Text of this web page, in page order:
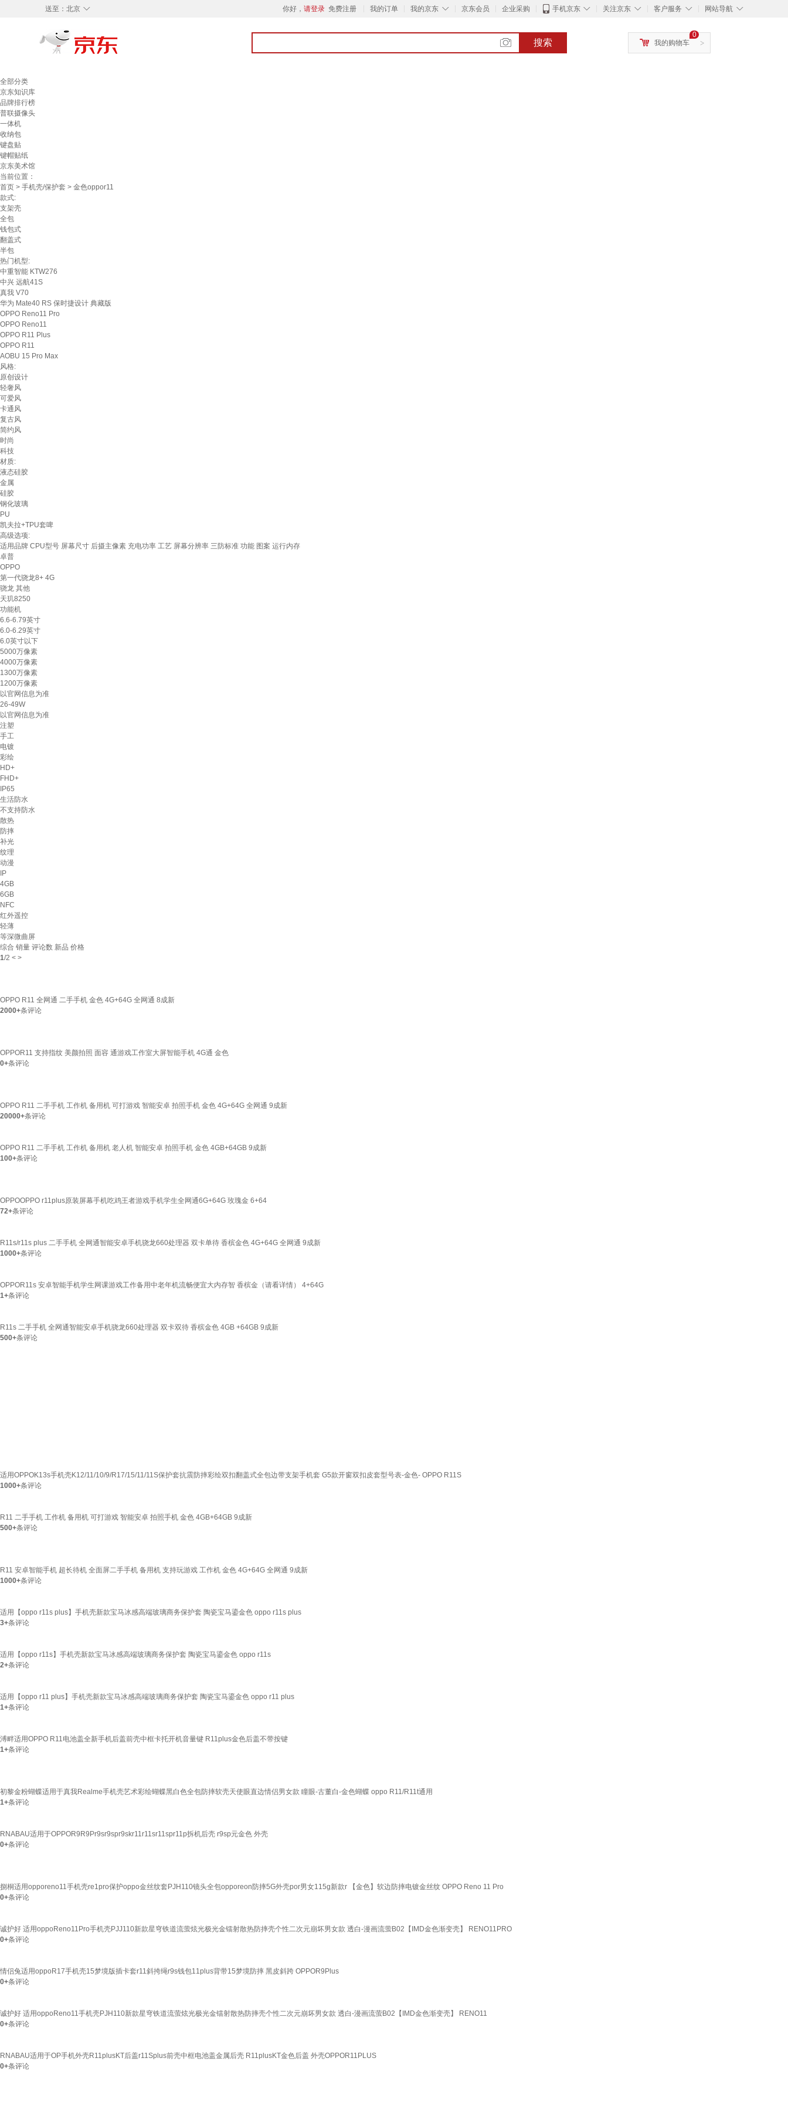
◇
送至： 北京 你好， 请登录 免费注册 我的订单 ◇
我的京东 京东会员 企业采购 ◇
手机京东 ◇
关注京东 ◇
客户服务 ◇
网站导航
搜索 >
0
我的购物车
全部分类
京东知识库
品牌排行榜
普联摄像头
一体机
收纳包
键盘贴
键帽贴纸
京东美术馆
当前位置：
首页 > 手机壳/保护套 > 金色oppor11
款式:
支架壳
全包
钱包式
翻盖式
半包
热门机型:
中重智能 KTW276
中兴 远航41S
真我 V70
华为 Mate40 RS 保时捷设计 典藏版
OPPO Reno11 Pro
OPPO Reno11
OPPO R11 Plus
OPPO R11
AOBU 15 Pro Max
风格:
原创设计
轻奢风
可爱风
卡通风
复古风
简约风
时尚
科技
材质:
液态硅胶
金属
硅胶
钢化玻璃
PU
凯夫拉+TPU套啤
高级选项:
适用品牌 CPU型号 屏幕尺寸 后摄主像素 充电功率 工艺 屏幕分辨率 三防标准 功能 图案 运行内存
卓普
OPPO
第一代骁龙8+ 4G
骁龙 其他
天玑8250
功能机
6.6-6.79英寸
6.0-6.29英寸
6.0英寸以下
5000万像素
4000万像素
1300万像素
1200万像素
以官网信息为准
26-49W
以官网信息为准
注塑
手工
电镀
彩绘
HD+
FHD+
IP65
生活防水
不支持防水
散热
防摔
补光
纹理
动漫
IP
4GB
6GB
NFC
红外遥控
轻薄
等深微曲屏
综合 销量 评论数 新品 价格
1/2 < >
OPPO R11 全网通 二手手机 金色 4G+64G 全网通 8成新
2000+条评论
OPPOR11 支持指纹 美颜拍照 面容 通游戏工作室大屏智能手机 4G通 金色
0+条评论
OPPO R11 二手手机 工作机 备用机 可打游戏 智能安卓 拍照手机 金色 4G+64G 全网通 9成新
20000+条评论
OPPO R11 二手手机 工作机 备用机 老人机 智能安卓 拍照手机 金色 4GB+64GB 9成新
100+条评论
OPPOOPPO r11plus原装屏幕手机吃鸡王者游戏手机学生全网通6G+64G 玫瑰金 6+64
72+条评论
R11s/r11s plus 二手手机 全网通智能安卓手机骁龙660处理器 双卡单待 香槟金色 4G+64G 全网通 9成新
1000+条评论
OPPOR11s 安卓智能手机学生网课游戏工作备用中老年机流畅便宜大内存智 香槟金（请看详情） 4+64G
1+条评论
R11s 二手手机 全网通智能安卓手机骁龙660处理器 双卡双待 香槟金色 4GB +64GB 9成新
500+条评论
适用OPPOK13s手机壳K12/11/10/9/R17/15/11/11S保护套抗震防摔彩绘双扣翻盖式全包边带支架手机套 G5款开窗双扣皮套型号表-金色- OPPO R11S
1000+条评论
R11 二手手机 工作机 备用机 可打游戏 智能安卓 拍照手机 金色 4GB+64GB 9成新
500+条评论
R11 安卓智能手机 超长待机 全面屏二手手机 备用机 支持玩游戏 工作机 金色 4G+64G 全网通 9成新
1000+条评论
适用【oppo r11s plus】手机壳新款宝马冰感高端玻璃商务保护套 陶瓷宝马鎏金色 oppo r11s plus
3+条评论
适用【oppo r11s】手机壳新款宝马冰感高端玻璃商务保护套 陶瓷宝马鎏金色 oppo r11s
2+条评论
适用【oppo r11 plus】手机壳新款宝马冰感高端玻璃商务保护套 陶瓷宝马鎏金色 oppo r11 plus
1+条评论
溥畔适用OPPO R11电池盖全新手机后盖前壳中框卡托开机音量键 R11plus金色后盖不带按键
1+条评论
初黎金粉蝴蝶适用于真我Realme手机壳艺术彩绘蝴蝶黑白色全包防摔软壳天使眼直边情侣男女款 瞳眼-古董白-金色蝴蝶 oppo R11/R11t通用
1+条评论
RNABAU适用于OPPOR9R9Pr9sr9spr9skr11r11sr11spr11p拆机后壳 r9sp元金色 外壳
0+条评论
捌桐适用opporeno11手机壳re1pro保护oppo金丝纹套PJH110镜头全包opporeon防摔5G外壳por男女115g新款r 【金色】软边防摔电镀金丝纹 OPPO Reno 11 Pro
0+条评论
诚护好 适用oppoReno11Pro手机壳PJJ110新款星穹铁道流萤炫光极光金镭射散热防摔壳个性二次元崩坏男女款 透白-漫画流萤B02【IMD金色渐变壳】 RENO11PRO
0+条评论
情侣兔适用oppoR17手机壳15梦境版插卡套r11斜挎绳r9s钱包11plus背带15梦境防摔 黑皮斜跨 OPPOR9Plus
0+条评论
诚护好 适用oppoReno11手机壳PJH110新款星穹铁道流萤炫光极光金镭射散热防摔壳个性二次元崩坏男女款 透白-漫画流萤B02【IMD金色渐变壳】 RENO11
0+条评论
RNABAU适用于OP手机外壳R11plusKT后盖r11Splus前壳中框电池盖金属后壳 R11plusKT金色后盖 外壳OPPOR11PLUS
0+条评论